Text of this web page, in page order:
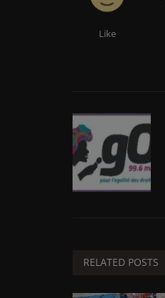
Like
RELATED POSTS